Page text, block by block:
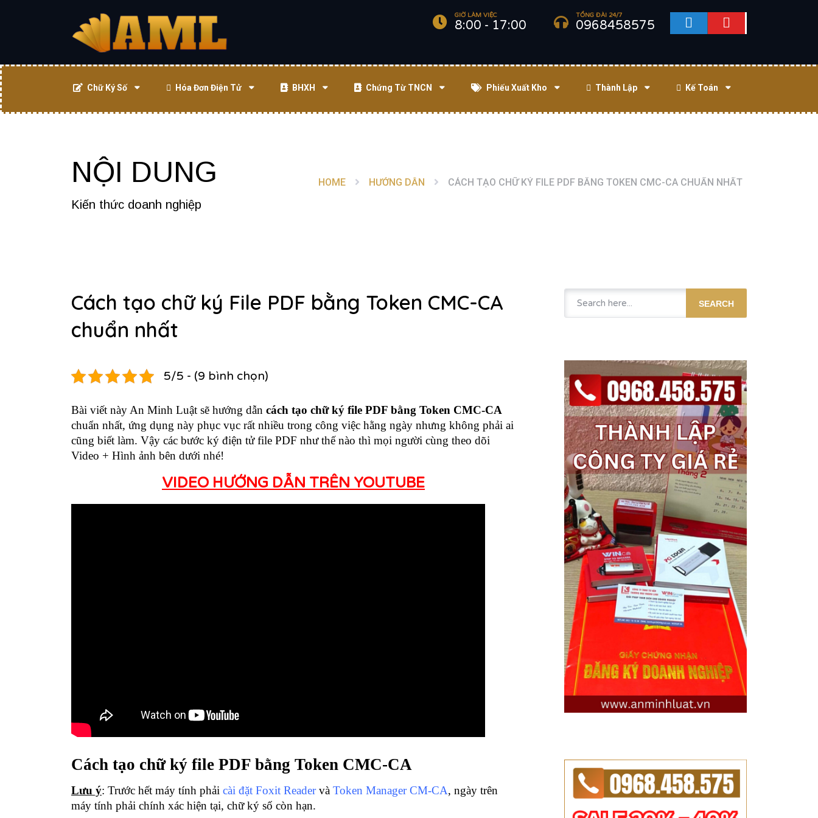
GIỜ LÀM VIỆC
8:00 - 17:00
TỔNG ĐÀI 24/7
0968458575
Chữ Ký Số Hóa Đơn Điện Tử BHXH Chứng Từ TNCN Phiếu Xuất Kho Thành Lập Kế Toán
NỘI DUNG
Kiến thức doanh nghiệp
HOME HƯỚNG DẪN CÁCH TẠO CHỮ KÝ FILE PDF BẰNG TOKEN CMC-CA CHUẨN NHẤT
Cách tạo chữ ký File PDF bằng Token CMC-CA
chuẩn nhất
5/5 - (9 bình chọn)
Bài viết này An Minh Luật sẽ hướng dẫn cách tạo chữ ký file PDF bằng Token CMC-CA
chuẩn nhất, ứng dụng này phục vục rất nhiều trong công việc hằng ngày nhưng không phải ai
cũng biết làm. Vậy các bước ký điện tử file PDF như thế nào thì mọi người cùng theo dõi
Video + Hình ảnh bên dưới nhé!
VIDEO HƯỚNG DẪN TRÊN YOUTUBE
Cách tạo chữ ký file PDF bằng Token CMC-CA
Lưu ý: Trước hết máy tính phải cài đặt Foxit Readervà Token Manager CM-CA, ngày trên
máy tính phải chính xác hiện tại, chữ ký số còn hạn.
SEARCH